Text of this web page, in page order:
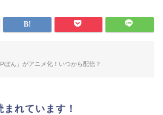
ぼん」がアニメ化！いつから配信？
れています！